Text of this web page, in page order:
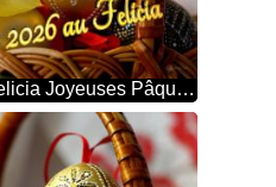
Pâques 2026 Au Felicia Joyeuses Pâques Easter Background